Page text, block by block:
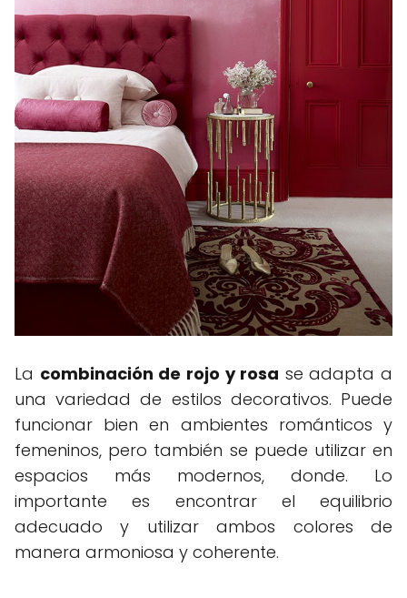
La combinación de rojo y rosa se adapta a
una variedad de estilos decorativos. Puede
funcionar bien en ambientes románticos y
femeninos, pero también se puede utilizar en
espacios más modernos, donde. Lo
importante es encontrar el equilibrio
adecuado y utilizar ambos colores de
manera armoniosa y coherente.